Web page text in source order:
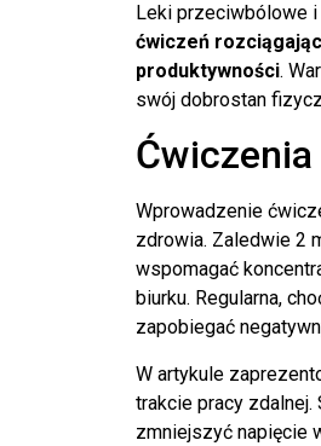
Leki przeciwbólowe
ćwiczeń
produktywności.
swój dobrostan
Wprowadzenie
zdrowia. Zaledwie 2
wspomagać
biurku. Regularna,
zapobiegać
W artykule
trakcie pracy zdalnej.
zmniejszyć napięcie